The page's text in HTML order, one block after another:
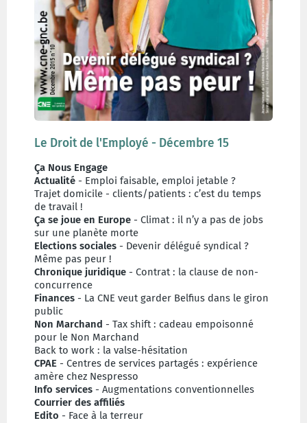
Le Droit de l'Employé - Décembre 15
Ça Nous Engage
Actualité - Emploi faisable, emploi jetable ?
Trajet domicile - clients/patients : c’est du temps
de travail !
Ça se joue en Europe - Climat : il n’y a pas de jobs
sur une planète morte
Elections sociales - Devenir délégué syndical ?
Même pas peur !
Chronique juridique - Contrat : la clause de non-
concurrence
Finances - La CNE veut garder Belfius dans le giron
public
Non Marchand - Tax shift : cadeau empoisonné
pour le Non Marchand
Back to work : la valse-hésitation
CPAE - Centres de services partagés : expérience
amère chez Nespresso
Info services - Augmentations conventionnelles
Courrier des affiliés
Edito - Face à la terreur